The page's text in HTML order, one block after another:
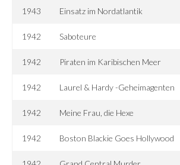
1943 Einsatz im Nordatlantik
1942 Saboteure
1942 Piraten im Karibischen Meer
1942 Laurel & Hardy -Geheimagenten
1942 Meine Frau, die Hexe
1942 Boston Blackie Goes Hollywood